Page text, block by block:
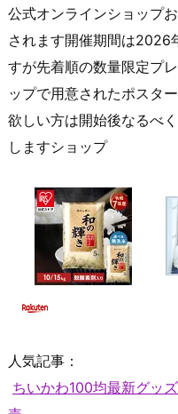
公式オンラインショップ
されます開催期間は2026
すが先着順の数量限定プ
ップで用意されたポスタ
欲しい方は開始後なるべ
しますショップ
人気記事：
ちいかわ100均最新グッ